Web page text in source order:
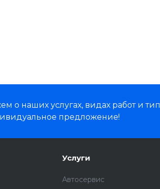
о наших услугах, видах работ и
предложение!
Услуги
Автосервис